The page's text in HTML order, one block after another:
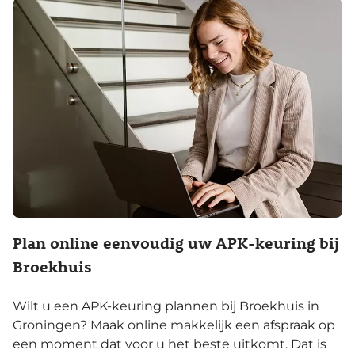
Plan online eenvoudig uw APK-keuring bij
Broekhuis
Wilt u een APK-keuring plannen bij Broekhuis in
Groningen? Maak online makkelijk een afspraak op
een moment dat voor u het beste uitkomt. Dat is